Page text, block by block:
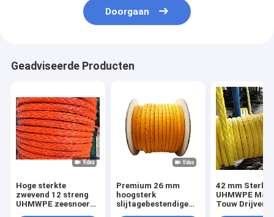
Doorgaan
Geadviseerde Producten
Hoge sterkte
zwevend 12 streng
UHMWPE zeesnoer
Premium 26 mm
hoogsterk
slijtagebestendige
42 mm Sterke
UHMWPE
Touw Drijvend